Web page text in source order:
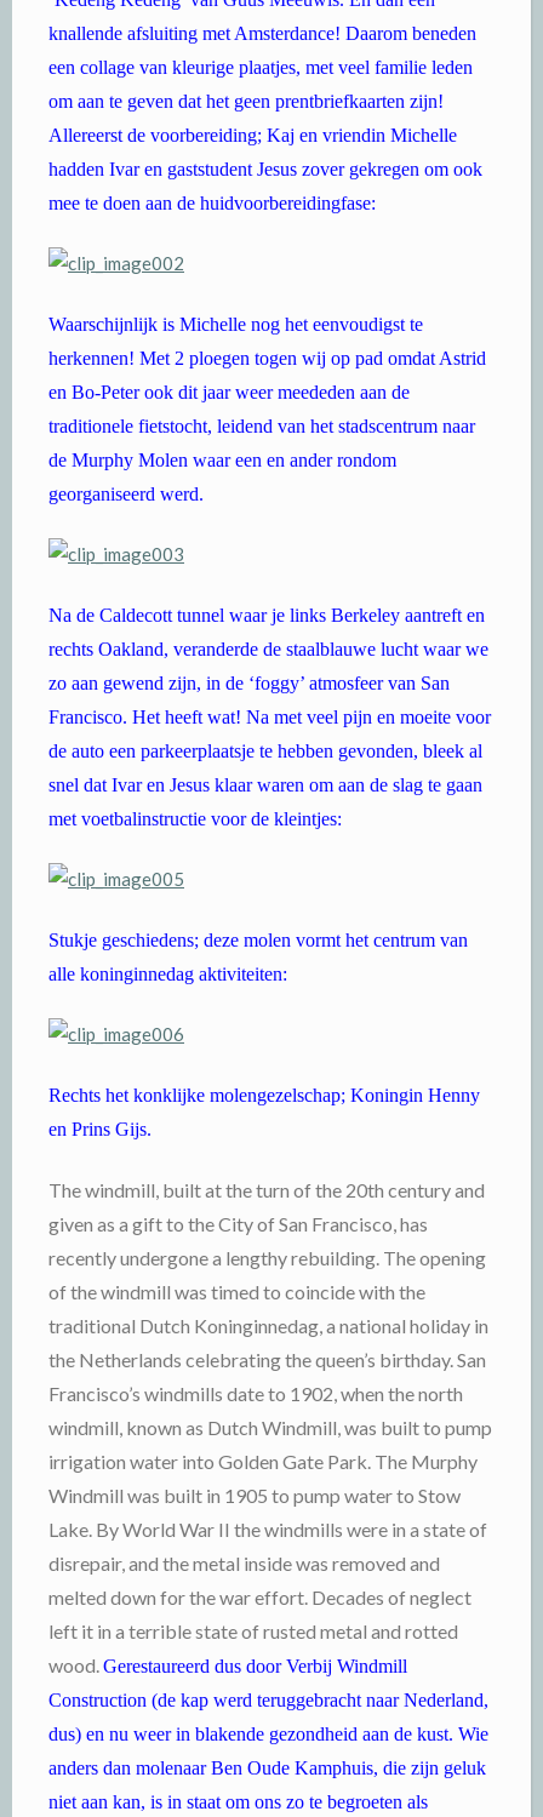
knallende afsluiting met Amsterdance! Daarom beneden
een collage van kleurige plaatjes, met veel familie leden
om aan te geven dat het geen prentbriefkaarten zijn!
Allereerst de voorbereiding; Kaj en vriendin Michelle
hadden Ivar en gaststudent Jesus zover gekregen om ook
mee te doen aan de huidvoorbereidingfase:
Waarschijnlijk is Michelle nog het eenvoudigst te
herkennen! Met 2 ploegen togen wij op pad omdat Astrid
en Bo-Peter ook dit jaar weer meededen aan de
traditionele fietstocht, leidend van het stadscentrum naar
de Murphy Molen waar een en ander rondom
georganiseerd werd.
Na de Caldecott tunnel waar je links Berkeley aantreft en
rechts Oakland, veranderde de staalblauwe lucht waar we
zo aan gewend zijn, in de ‘foggy’ atmosfeer van San
Francisco. Het heeft wat! Na met veel pijn en moeite voor
de auto een parkeerplaatsje te hebben gevonden, bleek al
snel dat Ivar en Jesus klaar waren om aan de slag te gaan
met voetbalinstructie voor de kleintjes:
Stukje geschiedens; deze molen vormt het centrum van
alle koninginnedag aktiviteiten:
Rechts het konklijke molengezelschap; Koningin Henny
en Prins Gijs.
The windmill, built at the turn of the 20th century and
given as a gift to the City of San Francisco, has
recently undergone a lengthy rebuilding. The opening
of the windmill was timed to coincide with the
traditional Dutch Koninginnedag, a national holiday in
the Netherlands celebrating the queen’s birthday.San
Francisco’s windmills date to 1902, when the north
windmill, known as Dutch Windmill, was built to pump
irrigation water into Golden Gate Park. The Murphy
Windmill was built in 1905 to pump water to Stow
Lake. By World War II the windmills were in a state of
disrepair, and the metal inside was removed and
melted down for the war effort. Decades of neglect
left it in a terrible state of rusted metal and rotted
wood.Gerestaureerd dus door Verbij Windmill
Construction (de kap werd teruggebracht naar Nederland,
dus) en nu weer in blakende gezondheid aan de kust. Wie
anders dan molenaar Ben Oude Kamphuis, die zijn geluk
niet aan kan, is in staat om ons zo te begroeten als